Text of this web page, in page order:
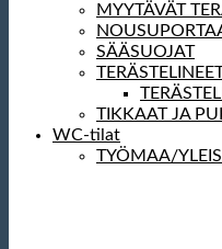
MYYTÄVÄT
SÄÄSUOJAT
TIKKAAT JA
WC-tilat
TYÖMAA/